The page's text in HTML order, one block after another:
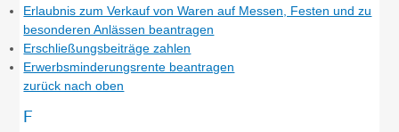
Erlaubnis zum Verkauf von Waren auf Messen, Festen und zu
besonderen Anlässen beantragen
Erschließungsbeiträge zahlen
Erwerbsminderungsrente beantragen
zurück nach oben
F